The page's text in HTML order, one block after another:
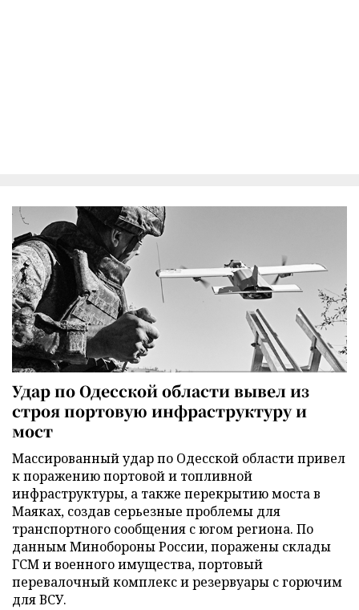
Удар по Одесской области вывел из
строя портовую инфраструктуру и
мост
Массированный удар по Одесской области привел
к поражению портовой и топливной
инфраструктуры, а также перекрытию моста в
Маяках, создав серьезные проблемы для
транспортного сообщения с югом региона. По
данным Минобороны России, поражены склады
ГСМ и военного имущества, портовый
перевалочный комплекс и резервуары с горючим
для ВСУ.